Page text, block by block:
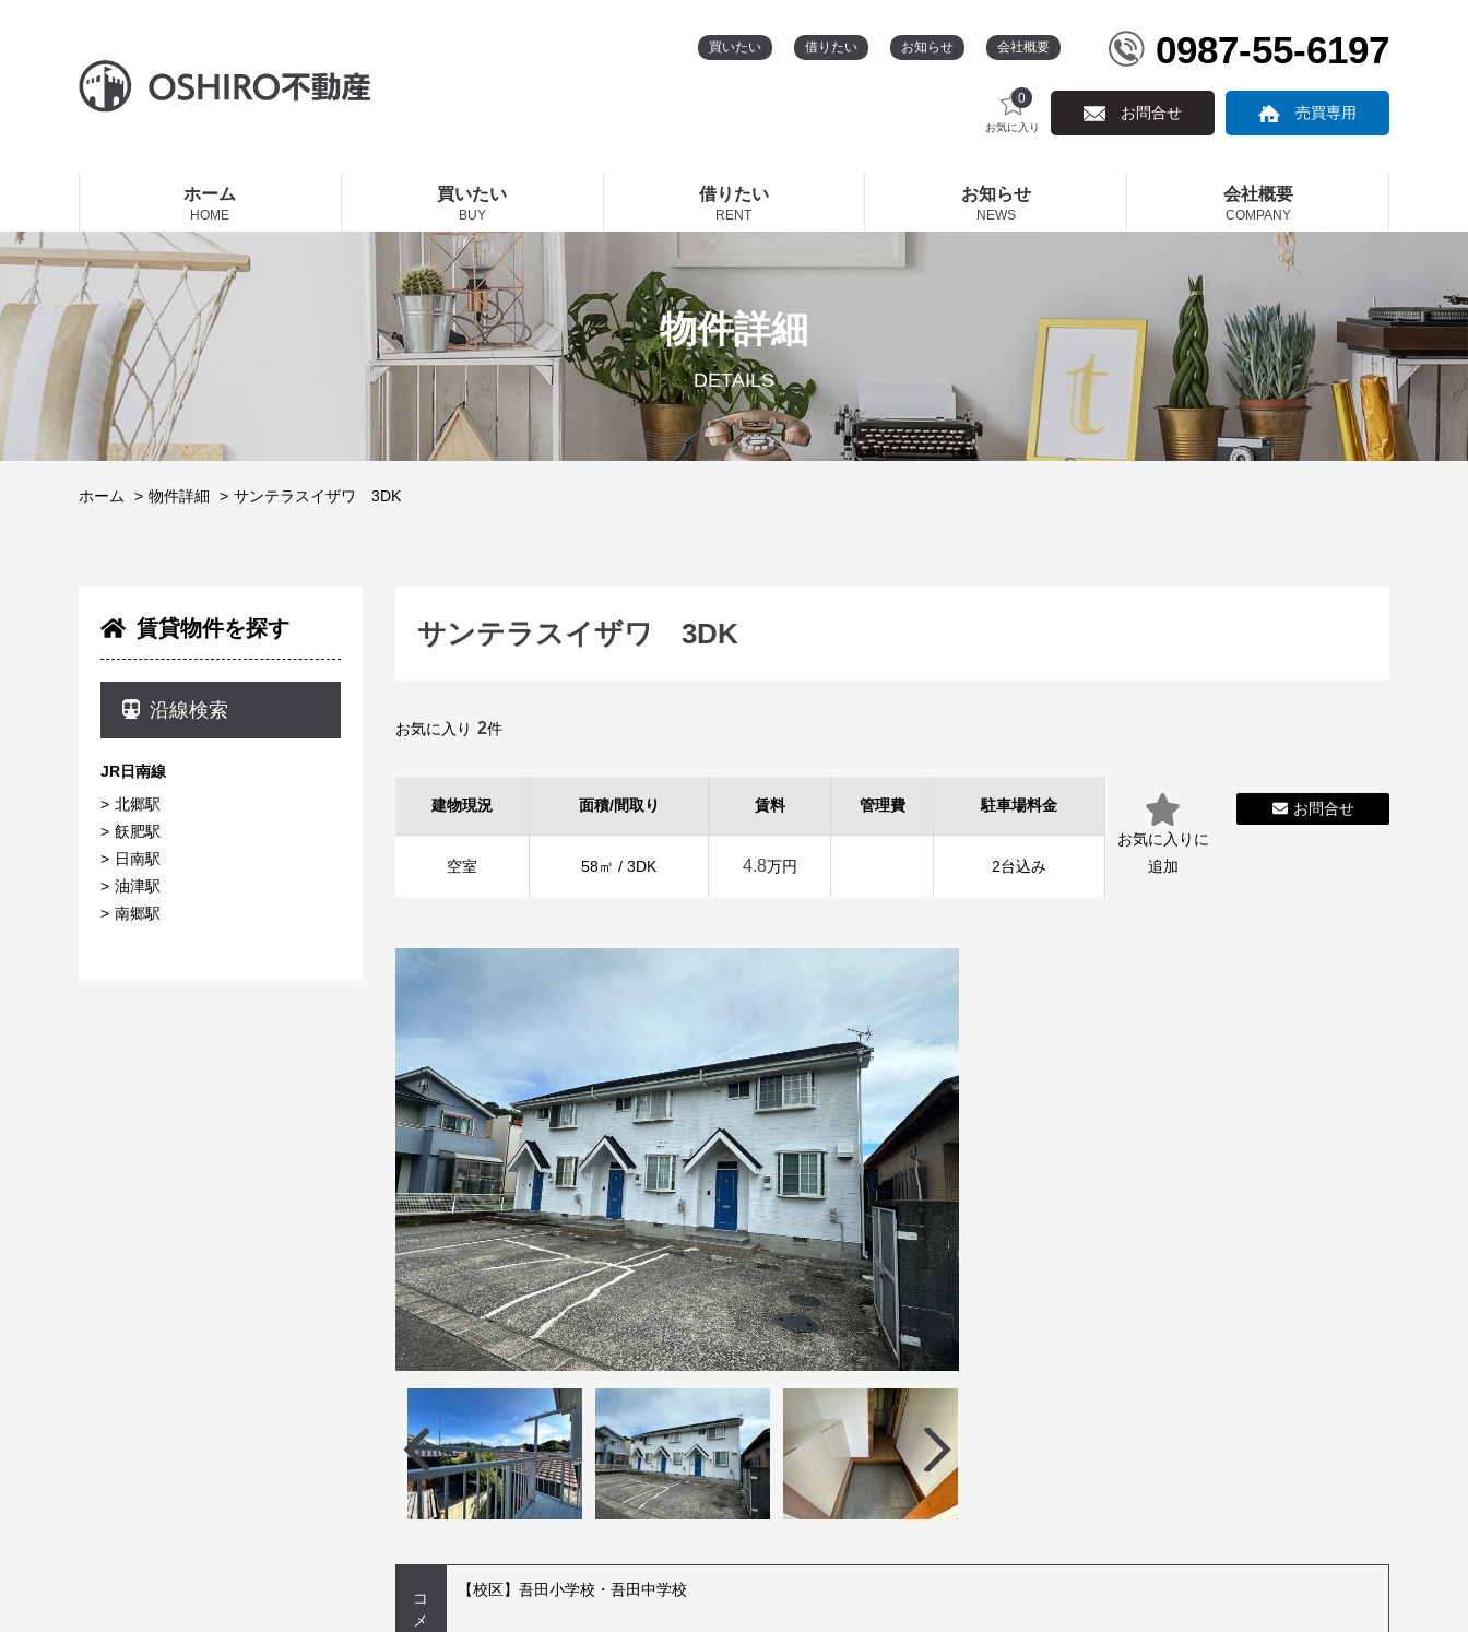
買いたい 借りたい お知らせ 会社概要 0987-55-6197
0
お気に入り
お問合せ 売買専用
ホーム
HOME
買いたい
BUY
借りたい
RENT
お知らせ
NEWS
会社概要
COMPANY
物件詳細
DETAILS
ホーム 物件詳細 サンテラスイザワ 3DK
賃貸物件を探す
沿線検索
JR日南線
北郷駅
飫肥駅
日南駅
油津駅
南郷駅
サンテラスイザワ 3DK
お気に入り 2件
建物現況 面積/間取り 賃料 管理費 駐車場料金
空室 58㎡ / 3DK 4.8万円 2台込み
お気に入りに
追加
お問合せ
コ
メ
【校区】吾田小学校・吾田中学校